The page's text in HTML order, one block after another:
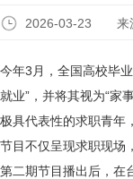
2026-03-23 来
今年3月，全国高校毕
就业”，并将其视为“家
极具代表性的求职青年
节目不仅呈现求职现场
第二期节目播出后，在